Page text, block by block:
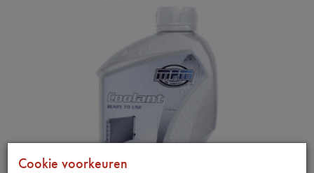
Cookie voorkeuren